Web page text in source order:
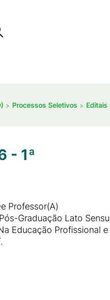
Processos Seletivos Editais
- 1ª
Professor(A)
Graduação Lato Sensu
Educação Profissional e